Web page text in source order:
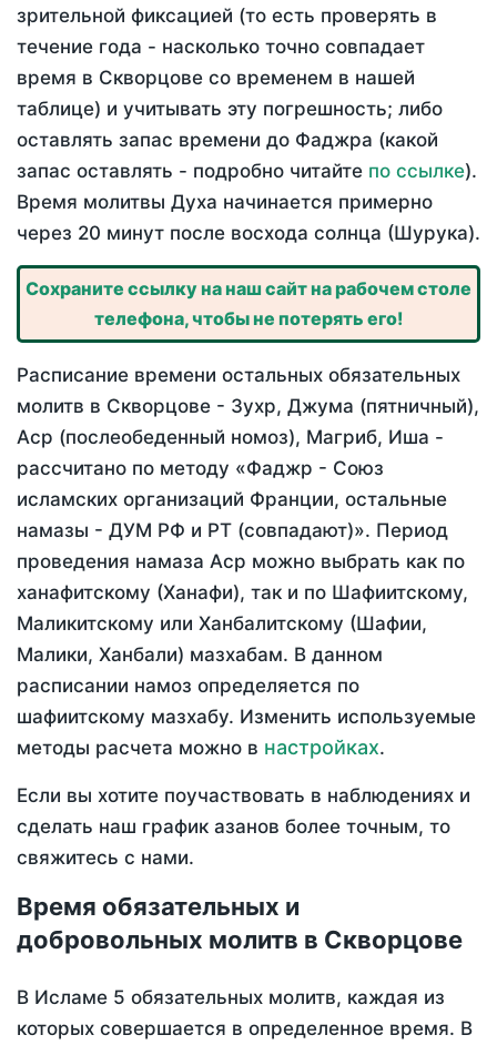
зрительной фиксацией (то есть проверять в
течение года - насколько точно совпадает
время в Скворцове со временем в нашей
таблице) и учитывать эту погрешность; либо
оставлять запас времени до Фаджра (какой
запас оставлять - подробно читайте по ссылке).
Время молитвы Духа начинается примерно
через 20 минут после восхода солнца (Шурука).
Сохраните ссылку на наш сайт на рабочем столе
телефона, чтобы не потерять его!
Расписание времени остальных обязательных
молитв в Скворцове - Зухр, Джума (пятничный),
Аср (послеобеденный номоз), Магриб, Иша -
рассчитано по методу «Фаджр - Союз
исламских организаций Франции, остальные
намазы - ДУМ РФ и РТ (совпадают)». Период
проведения намаза Аср можно выбрать как по
ханафитскому (Ханафи), так и по Шафиитскому,
Маликитскому или Ханбалитскому (Шафии,
Малики, Ханбали) мазхабам. В данном
расписании намоз определяется по
шафиитскому мазхабу. Изменить используемые
методы расчета можно в настройках.
Если вы хотите поучаствовать в наблюдениях и
сделать наш график азанов более точным, то
свяжитесь с нами.
Время обязательных и
добровольных молитв в Скворцове
В Исламе 5 обязательных молитв, каждая из
которых совершается в определенное время. В